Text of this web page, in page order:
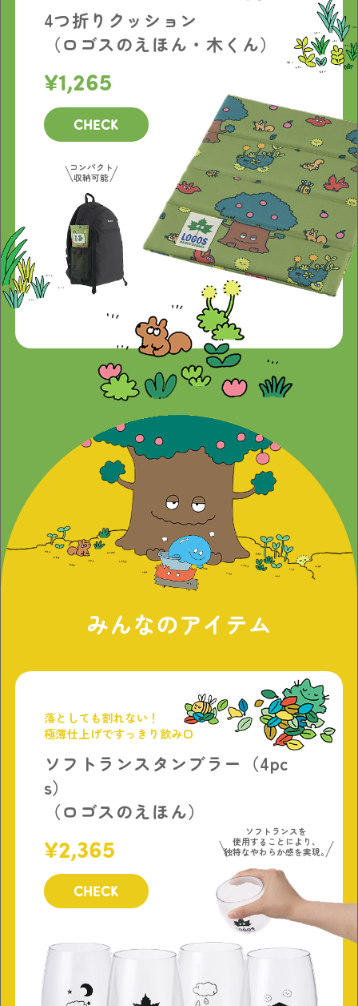
4つ折りクッション
（ロゴスのえほん・木くん）
1,265
CHECK
コンパクト
収納可能
みんなのアイテム
落としても割れない！
極薄仕上げですっきり飲み口
ソフトランスタンブラー（4pc
s）
（ロゴスのえほん）
2,365
CHECK
ソフトランスを
使用することにより、
独特なやわらか感を実現。